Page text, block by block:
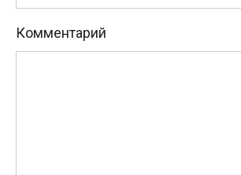
Комментарий